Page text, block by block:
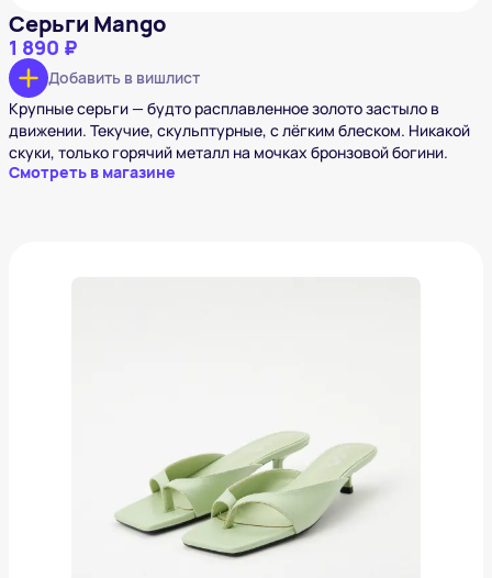
Серьги Mango
1 890 ₽
Добавить в вишлист
Крупные серьги — будто расплавленное золото застыло в
движении. Текучие, скульптурные, с лёгким блеском. Никакой
скуки, только горячий металл на мочках бронзовой богини.
Смотреть в магазине
Сабо Nume
3 967 ₽
Добавить в вишлист